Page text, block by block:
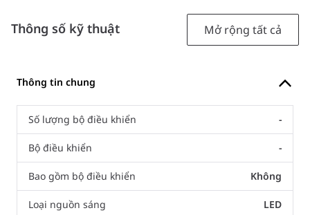
Thông số kỹ thuật Mở rộng tất cả
Thông tin chung
Số lượng bộ điều khiển -
Bộ điều khiển -
Bao gồm bộ điều khiển Không
Loại nguồn sáng LED